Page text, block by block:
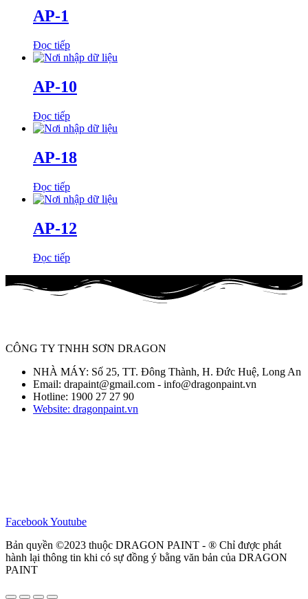
AP-1
Đọc tiếp
AP-10
Đọc tiếp
AP-18
Đọc tiếp
AP-12
Đọc tiếp
CÔNG TY TNHH SƠN DRAGON
NHÀ MÁY: Số 25, TT. Đông Thành, H. Đức Huệ, Long An
Email: drapaint@gmail.com - info@dragonpaint.vn
Hotline: 1900 27 27 90
Website: dragonpaint.vn
FacebookYoutube
Bản quyền ©2023 thuộc DRAGON PAINT - ® Chỉ được phát
hành lại thông tin khi có sự đồng ý bằng văn bản của DRAGON
PAINT